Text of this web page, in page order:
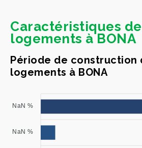
Caractéristiques
logements à BONA
Période de construction
logements à BONA
NaN %
NaN %